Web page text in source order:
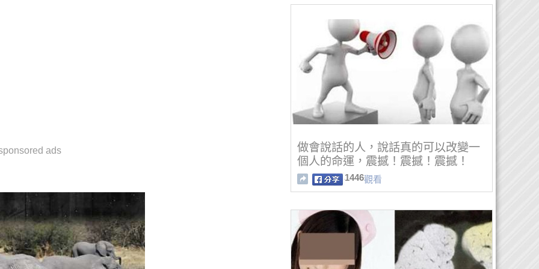
ads
做會說話的人，說話真的可以改變一
個人的命運，震撼！震撼！震撼！
1446觀看